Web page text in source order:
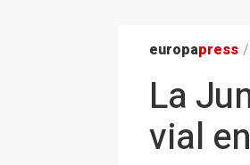
europapress /
La
vial